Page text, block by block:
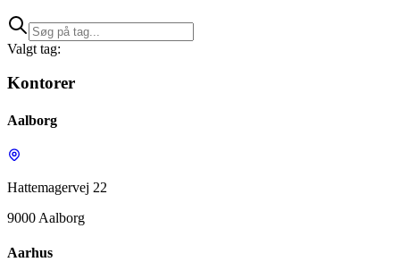
Valgt tag:
Kontorer
Aalborg
Hattemagervej 22
9000 Aalborg
Aarhus